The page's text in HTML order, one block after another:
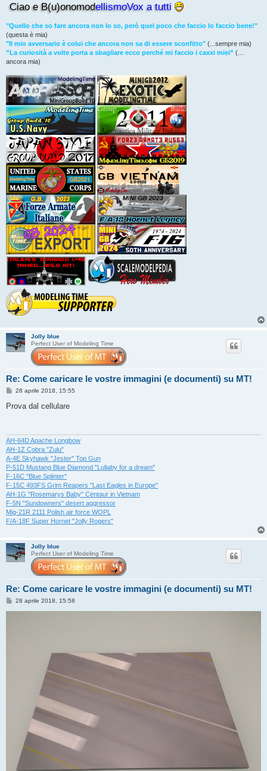
i
o
Ciao e B(u)onomodellismoVox a tutti
"Quello che so fare ancora non lo so, però quel poco che faccio lo faccio bene!"
(questa è mia)
"Il mio avversario è colui che ancora non sa di essere sconfitto" (...sempre mia)
”La curiosità a volte porta a sbagliare ecco perché mi faccio i caxxi miei” (…
ancora mia)
Jolly blue
Perfect User of Modeling Time
Re: Come caricare le vostre immagini (e documenti) su MT!
M
s
i
o
28 aprile 2018, 15:55
Prova dal cellulare
AH-64D Apache Longbow
AH-1Z Cobra "Zulu"
A-4E Skyhawk "Jester" Top Gun
P-51D Mustang Blue Diamond "Lullaby for a dream"
F-16C "Blue Splinter"
F-15C 493FS Grim Reapers "Last Eagles in Europe"
AH-1G "Rosemarys Baby" Centaur in Vietnam
F-5N "Sundowners" desert aggressor
Mig-21R 2111 Polish air force WOPL
F/A-18F Super Hornet "Jolly Rogers"
Jolly blue
Perfect User of Modeling Time
Re: Come caricare le vostre immagini (e documenti) su MT!
M28 aprile 2018, 15:58